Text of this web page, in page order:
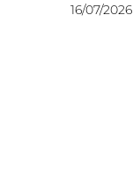
16/07/2026